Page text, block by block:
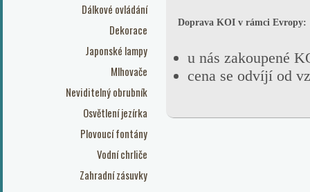
Dálkové ovládání
Dekorace
Japonské lampy
Mlhovače
Neviditelný obrubník
Osvětlení jezírka
Plovoucí fontány
Vodní chrliče
Zahradní zásuvky
Doprava KOI v rámci Evropy:
u nás zakoupené
cena se odvíjí od